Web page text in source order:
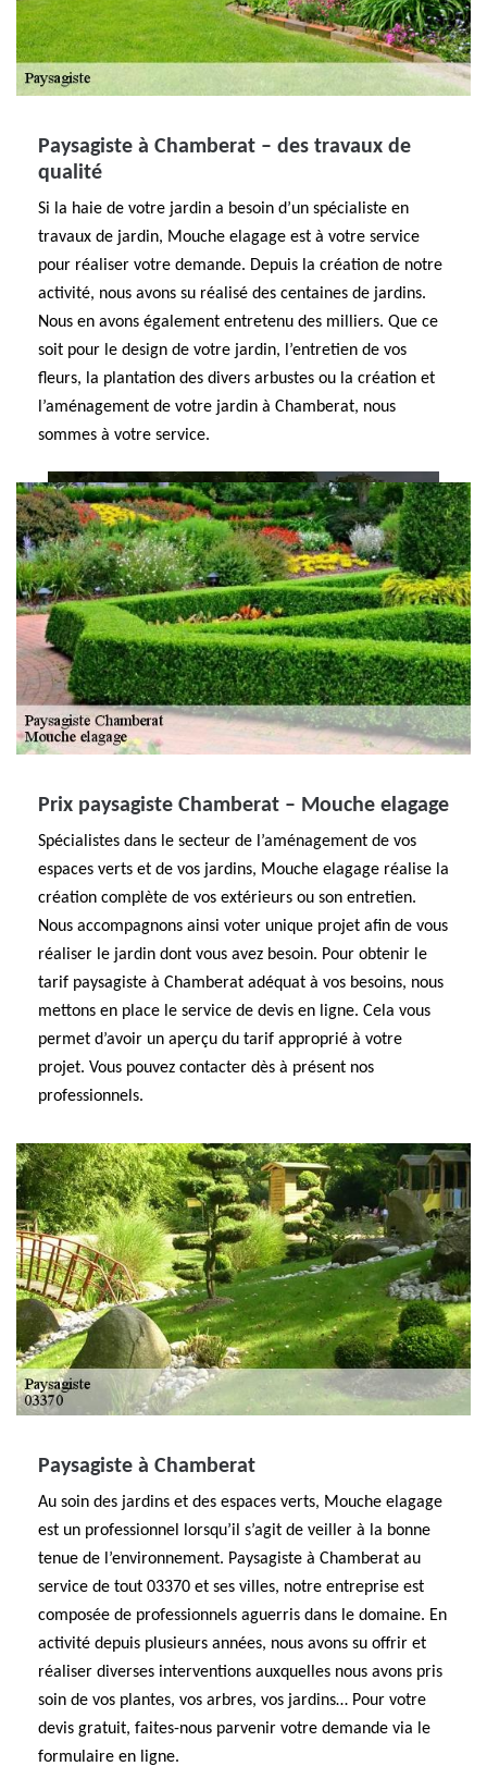
Paysagiste à Chamberat – des travaux de
qualité
Si la haie de votre jardin a besoin d’un spécialiste en
travaux de jardin, Mouche elagage est à votre service
pour réaliser votre demande. Depuis la création de notre
activité, nous avons su réalisé des centaines de jardins.
Nous en avons également entretenu des milliers. Que ce
soit pour le design de votre jardin, l’entretien de vos
fleurs, la plantation des divers arbustes ou la création et
l’aménagement de votre jardin à Chamberat, nous
sommes à votre service.
Prix paysagiste Chamberat – Mouche elagage
Spécialistes dans le secteur de l’aménagement de vos
espaces verts et de vos jardins, Mouche elagage réalise la
création complète de vos extérieurs ou son entretien.
Nous accompagnons ainsi voter unique projet afin de vous
réaliser le jardin dont vous avez besoin. Pour obtenir le
tarif paysagiste à Chamberat adéquat à vos besoins, nous
mettons en place le service de devis en ligne. Cela vous
permet d’avoir un aperçu du tarif approprié à votre
projet. Vous pouvez contacter dès à présent nos
professionnels.
Paysagiste à Chamberat
Au soin des jardins et des espaces verts, Mouche elagage
est un professionnel lorsqu’il s’agit de veiller à la bonne
tenue de l’environnement. Paysagiste à Chamberat au
service de tout 03370 et ses villes, notre entreprise est
composée de professionnels aguerris dans le domaine. En
activité depuis plusieurs années, nous avons su offrir et
réaliser diverses interventions auxquelles nous avons pris
soin de vos plantes, vos arbres, vos jardins… Pour votre
devis gratuit, faites-nous parvenir votre demande via le
formulaire en ligne.